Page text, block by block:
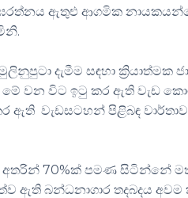
ඇතුළු ආගමික
දැමීම සඳහා
වන විට ඉටු කර ඇති වැඩ
ඇති වැඩසටහන් පිළිබඳ
70%ක් පමණ සිටින්නේ
ඇති බන්ධනාගාර තදබදය අවම